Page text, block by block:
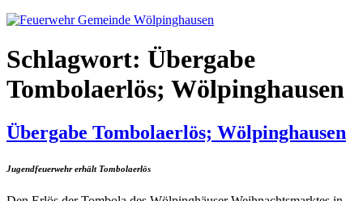
Schlagwort: Übergabe
Tombolaerlös; Wölpinghausen
Übergabe Tombolaerlös; Wölpinghausen
Jugendfeuerwehr erhält Tombolaerlös